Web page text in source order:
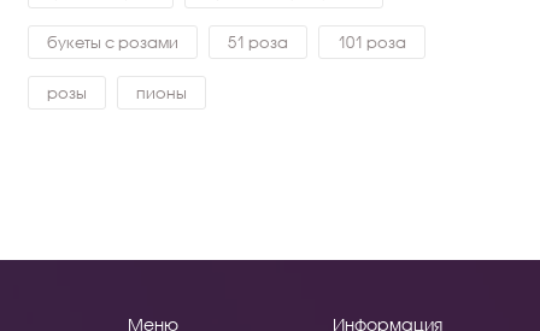
букеты с розами 51 роза 101 роза
розы пионы
Меню Информация